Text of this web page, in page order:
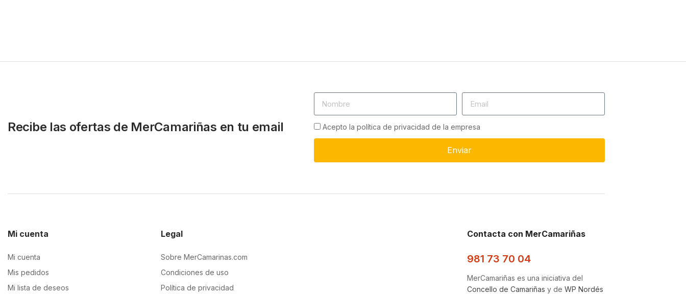
Recibe las ofertas de MerCamariñas en tu email Acepto la política de privacidad de la empresa
Enviar
Mi cuenta
Mi cuenta
Mis pedidos
Mi lista de deseos
Legal
Sobre MerCamarinas.com
Condiciones de uso
Política de privacidad
Contacta con MerCamariñas
981 73 70 04
MerCamariñas es una iniciativa del
Concello de Camariñas y de WP Nordés